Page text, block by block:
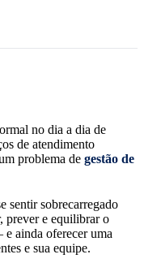
no dia a dia de
de atendimento
problema de gestão de
sentir sobrecarregado
prever e equilibrar o
ainda oferecer uma
e sua equipe.